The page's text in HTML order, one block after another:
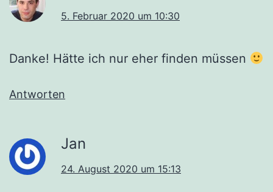
5. Februar 2020 um 10:30
Danke! Hätte ich nur eher finden müssen
Antworten
Jan
24. August 2020 um 15:13